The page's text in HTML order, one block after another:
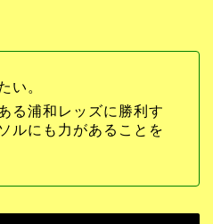
い。
る浦和レッズに勝利す
ルにも力があることを